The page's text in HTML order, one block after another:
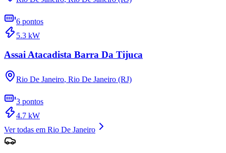
6 pontos
5.3 kW
Assai Atacadista Barra Da Tijuca
Rio De Janeiro, Rio De Janeiro (RJ)
3 pontos
4.7 kW
Ver todas em Rio De Janeiro